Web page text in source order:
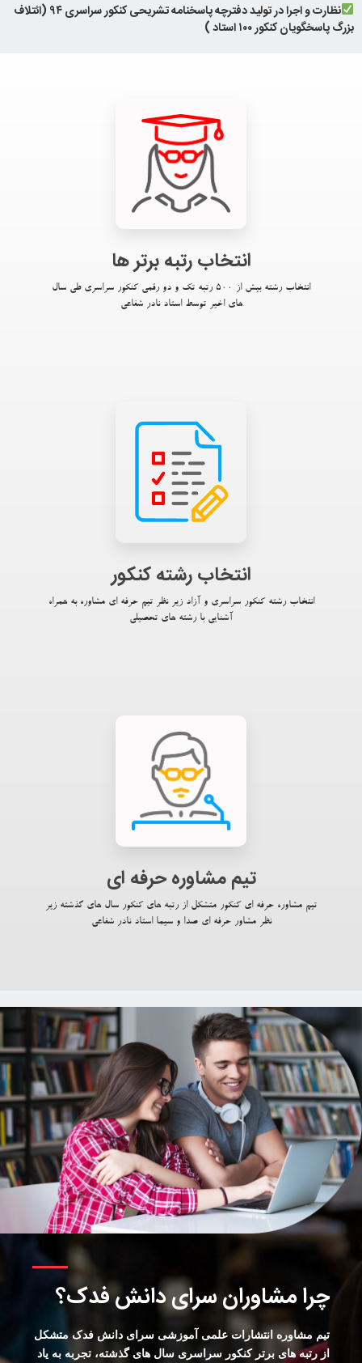
نظارت و اجرا در تولید دفترچه پاسخنامه تشریحی کنکور سراسری ۹۴ (ائتلاف
بزرگ پاسخگویان کنکور ۱۰۰ استاد )
انتخاب رتبه برتر ها
انتخاب رشته بیش از ۵۰۰ رتبه تک و دو رقمی کنکور سراسری طی سال
های اخیر توسط استاد نادر شفاعی
انتخاب رشته کنکور
انتخاب رشته کنکور سراسری و آزاد زیر نظر تیم حرفه ای مشاوره به همراه
آشنایی با رشته های تحصیلی​
تیم مشاوره حرفه ای
تیم مشاوره حرفه ای کنکور متشکل از رتبه های کنکور سال های گذشته زیر
نظر مشاور حرفه ای صدا و سیما استاد نادر شفاعی​
چرا مشاوران سرای دانش فدک؟
تیم مشاوره انتشارات علمی آموزشی سرای دانش فدک متشکل
از رتبه های برتر کنکور سراسری سال های گذشته، تجربه به یاد